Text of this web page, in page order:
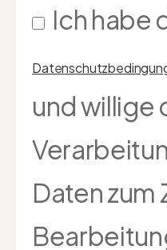
Ich habe
und willige
Daten zum